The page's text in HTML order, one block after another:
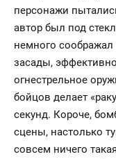
персонажи
автор был под
немного соображал
засады,
огнестрельное
бойцов делает
секунд. Короче,
сцены, настолько
совсем ничего